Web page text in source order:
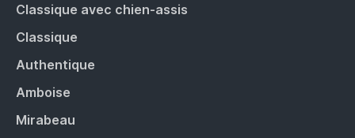
Classique avec chien-assis
Classique
Authentique
Amboise
Mirabeau